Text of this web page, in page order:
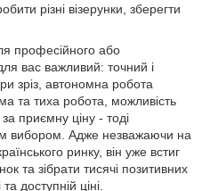
різні візерунки, зберегти
професійного або
вас важливий: точний і
зріз, автономна робота
та тиха робота, можливість
приємну ціну - тоді
вибором. Адже незважаючи на
ринку, він уже встиг
та зібрати тисячі позитивних
доступній ціні.